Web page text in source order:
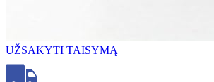
UŽSAKYTI TAISYMĄ